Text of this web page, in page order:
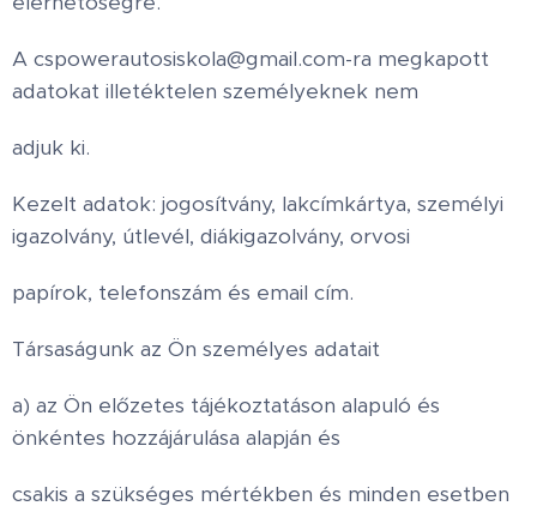
A cspowerautosiskola@gmail.com-ra megkapott
adatokat illetéktelen személyeknek nem
adjuk ki.
Kezelt adatok: jogosítvány, lakcímkártya, személyi
igazolvány, útlevél, diákigazolvány, orvosi
papírok, telefonszám és email cím.
Társaságunk az Ön személyes adatait
a) az Ön előzetes tájékoztatáson alapuló és
önkéntes hozzájárulása alapján és
csakis a szükséges mértékben és minden esetben